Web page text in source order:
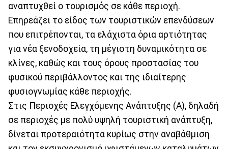
αναπτυχθεί ο τουρισμός σε κάθε περιοχή.
Επηρεάζει το είδος των τουριστικών επενδύσεων
που επιτρέπονται, τα ελάχιστα όρια αρτιότητας
για νέα ξενοδοχεία, τη μέγιστη δυναμικότητα σε
κλίνες, καθώς και τους όρους προστασίας του
φυσικού περιβάλλοντος και της ιδιαίτερης
φυσιογνωμίας κάθε περιοχής.
Στις Περιοχές Ελεγχόμενης Ανάπτυξης (Α), δηλαδή
σε περιοχές με πολύ υψηλή τουριστική ανάπτυξη,
δίνεται προτεραιότητα κυρίως στην αναβάθμιση